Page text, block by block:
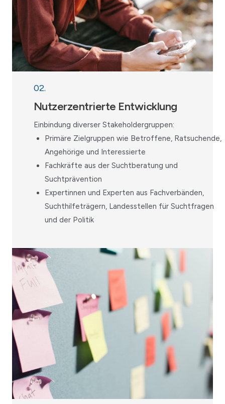
02.
Nutzerzentrierte Entwicklung
Einbindung diverser Stakeholdergruppen:
Primäre Zielgruppen wie Betroffene, Ratsuchende,
Angehörige und Interessierte
Fachkräfte aus der Suchtberatung und
Suchtprävention
Expertinnen und Experten aus Fachverbänden,
Suchthilfeträgern, Landesstellen für Suchtfragen
und der Politik